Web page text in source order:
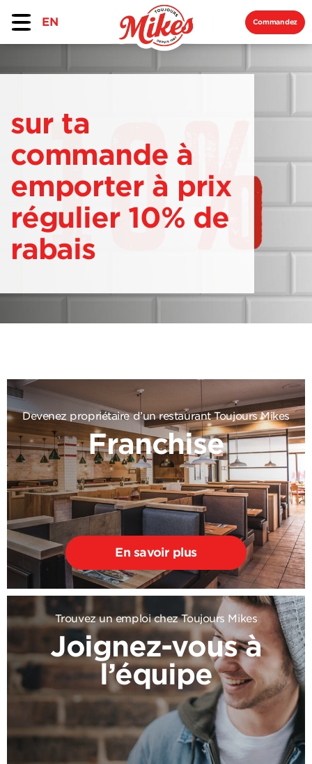
EN Commandez
sur ta
commande à
emporter à prix
régulier 10% de
rabais
Devenez propriétaire d’un restaurant Toujours Mikes
Franchise
En savoir plus
Trouvez un emploi chez Toujours Mikes
Joignez-vous à
l’équipe